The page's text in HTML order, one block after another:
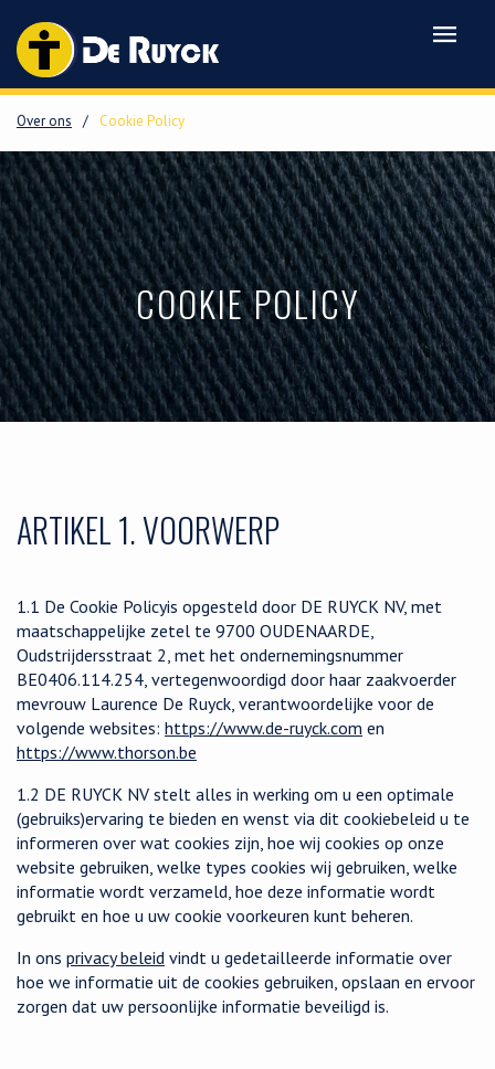
Over ons / Cookie Policy
COOKIE POLICY
ARTIKEL 1. VOORWERP
1.1 De Cookie Policyis opgesteld door DE RUYCK NV, met
maatschappelijke zetel te 9700 OUDENAARDE,
Oudstrijdersstraat 2, met het ondernemingsnummer
BE0406.114.254, vertegenwoordigd door haar zaakvoerder
mevrouw Laurence De Ruyck, verantwoordelijke voor de
volgende websites: https://www.de-ruyck.com en
https://www.thorson.be
1.2 DE RUYCK NV stelt alles in werking om u een optimale
(gebruiks)ervaring te bieden en wenst via dit cookiebeleid u te
informeren over wat cookies zijn, hoe wij cookies op onze
website gebruiken, welke types cookies wij gebruiken, welke
informatie wordt verzameld, hoe deze informatie wordt
gebruikt en hoe u uw cookie voorkeuren kunt beheren.
In ons privacy beleid vindt u gedetailleerde informatie over
hoe we informatie uit de cookies gebruiken, opslaan en ervoor
zorgen dat uw persoonlijke informatie beveiligd is.